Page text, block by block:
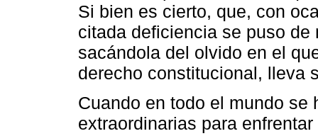
Si bien es cierto, que, con
citada deficiencia se puso
sacándola del olvido en el
derecho constitucional, lleva
Cuando en todo el mundo
extraordinarias para